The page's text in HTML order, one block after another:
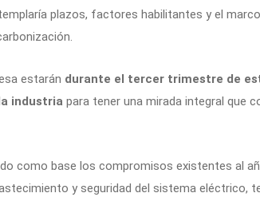
plazos, factores habilitantes y el
estarán durante el tercer trimestre de
industria para tener una mirada integral que
como base los compromisos existentes al
y seguridad del sistema eléctrico,